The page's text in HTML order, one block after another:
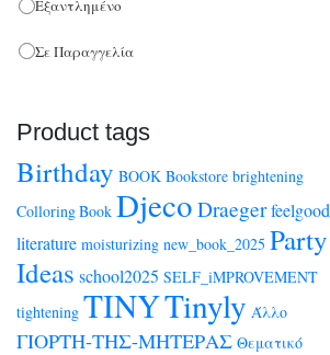
Εξαντλημένο
Σε Παραγγελία
Product tags
Birthday BOOK Bookstore brightening
Colloring Book Djeco Draegerfeelgood
literature moisturizing new_book_2025 Party
Ideas school2025 SELF_iMPROVEMENT
tightening TINYTinyly Άλλο
ΓΙΟΡΤΗ-ΤΗΣ-ΜΗΤΕΡΑΣ Θεματικό